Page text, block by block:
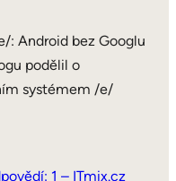
: Android bez Googlu
podělil o
systémem /e/
1 – ITmix.cz